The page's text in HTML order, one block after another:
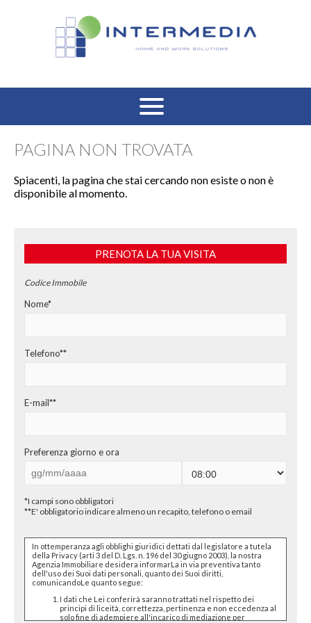
HOME
VENDITA RESIDENZIALE
VENDITA COMMERCIALE
AFFITTO COMMERCIALE
CONTATTI
PAGINA NON TROVATA
Spiacenti, la pagina che stai cercando non esiste o non è
disponibile al momento.
PRENOTA LA TUA VISITA
Codice Immobile
Nome*
Telefono**
E-mail**
Preferenza giorno e ora
*I campi sono obbligatori
**E' obbligatorio indicare almeno un recapito, telefono o email
In ottemperanza agli obblighi giuridici dettati dal legislatore a tutela
della Privacy (arti 3 del D. Lgs. n. 196 del 30 giugno 2003), la nostra
Agenzia Immobiliare desidera informarLa in via preventiva tanto
dell'uso dei Suoi dati personali, quanto dei Suoi diritti,
comunicandoLe quanto segue:
I dati che Lei conferirà saranno trattati nel rispetto dei
principi di liceità, correttezza, pertinenza e non eccedenza al
solo fine di adempiere all'incarico di mediazione per